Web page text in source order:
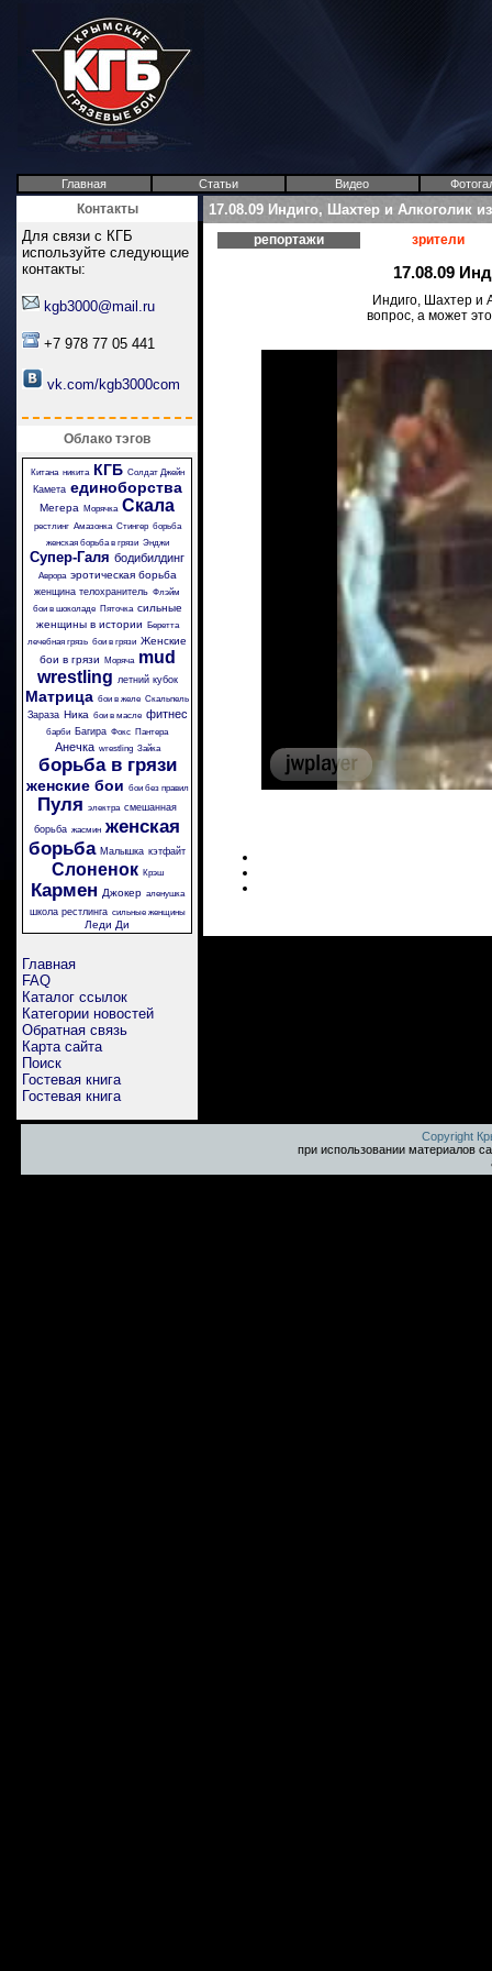
Главная Статьи Видео
Контакты
Для связи с КГБ
используйте следующие
контакты:
kgb3000@mail.ru
+7 978 77 05 441
vk.com/kgb3000com
Облако тэгов
Китана никита КГБ Солдат Джейн
Камета единоборства
Мегера Морячка Скала
рестлинг Амазонка Стингер борьба
женская борьба в грязи Энджи
Супер-Галя бодибилдинг
Аврора эротическая борьба
женщина телохранитель Флэйм
бои в шоколаде
Пяточка сильные
женщины в истории
Беретта
лечебная грязь бои в грязи Женские
бои в грязи
Моряча
mud
wrestling летний кубок
Матрица бои в желе Скальпель
Зараза Ника бои в масле фитнес
барби Багира Фокс Пантера
Анечка wrestling Зайка
борьба в грязи
женские бои бои без правил
Пуля электра смешанная
борьба жасмин женская
борьба Малышка кэтфайт
Слоненок Крэш
Кармен Джокер аленушка
школа рестлинга сильные женщины
Леди Ди
Главная
FAQ
Каталог ссылок
Категории новостей
Обратная связь
Карта сайта
Поиск
Гостевая книга
Гостевая книга
17.08.09 Индиго, Шахтер и Алкоголик
репортажи зрители
17.08.09
Индиго, Шахтер и
вопрос, а может
Copyright
при использовании материалов